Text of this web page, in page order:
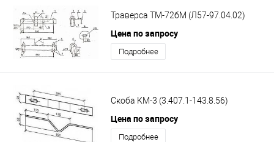
Траверса ТМ-72бМ (Л57-97.04.02)
Цена по запросу
Подробнее
Скоба КМ-3 (3.407.1-143.8.56)
Цена по запросу
Подробнее